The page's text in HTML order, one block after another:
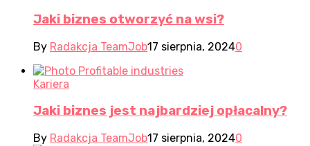
Jaki biznes otworzyć na wsi?
By Radakcja TeamJob17 sierpnia, 20240
Kariera
Jaki biznes jest najbardziej opłacalny?
By Radakcja TeamJob17 sierpnia, 20240